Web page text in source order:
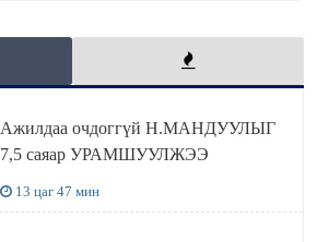
Ажилдаа очдоггүй Н.МАНДУУЛЫГ
7,5 саяар УРАМШУУЛЖЭЭ
13 цаг 47 мин